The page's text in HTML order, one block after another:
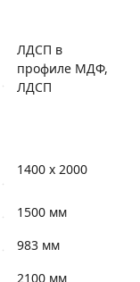
ЛДСП в
профиле МДФ,
ЛДСП
1400 х 2000
1500 мм
983 мм
2100 мм